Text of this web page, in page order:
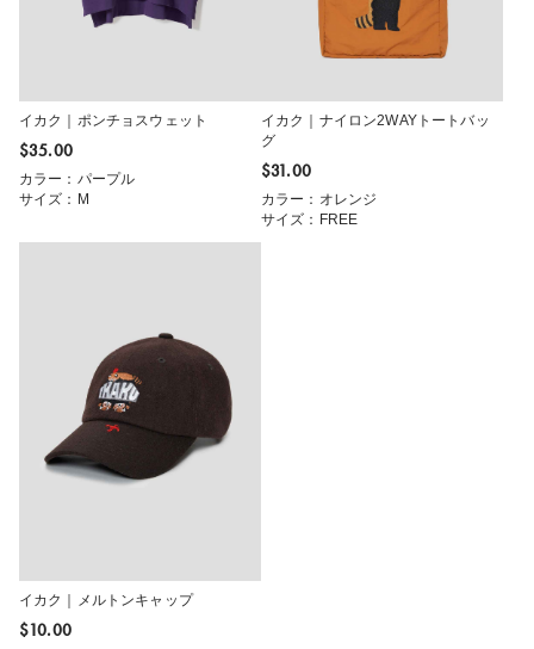
イカク｜ポンチョスウェット
$‌35.00
カラー：パープル
サイズ：M
イカク｜ナイロン2WAYトートバッ
グ
$‌31.00
カラー：オレンジ
サイズ：FREE
イカク｜メルトンキャップ
$‌10.00